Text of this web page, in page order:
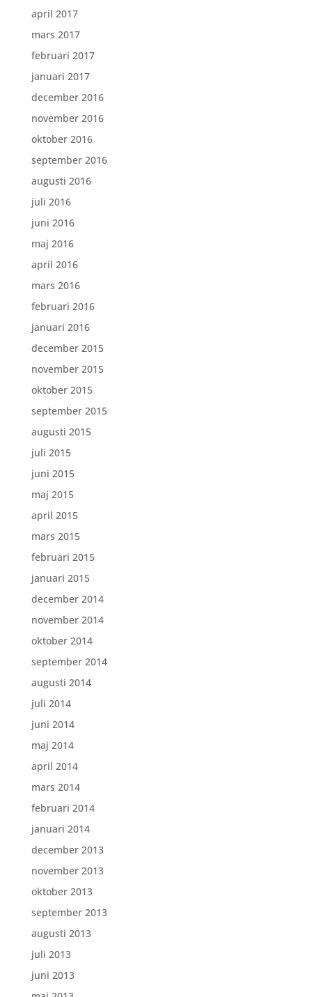
april 2017
mars 2017
februari 2017
januari 2017
december 2016
november 2016
oktober 2016
september 2016
augusti 2016
juli 2016
juni 2016
maj 2016
april 2016
mars 2016
februari 2016
januari 2016
december 2015
november 2015
oktober 2015
september 2015
augusti 2015
juli 2015
juni 2015
maj 2015
april 2015
mars 2015
februari 2015
januari 2015
december 2014
november 2014
oktober 2014
september 2014
augusti 2014
juli 2014
juni 2014
maj 2014
april 2014
mars 2014
februari 2014
januari 2014
december 2013
november 2013
oktober 2013
september 2013
augusti 2013
juli 2013
juni 2013